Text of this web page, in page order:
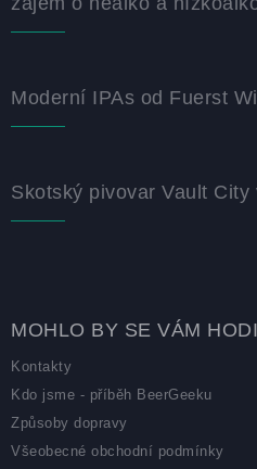
Moderní IPAs od Fuerst
Skotský pivovar Vault City
MOHLO BY SE VÁM
Kontakty
Kdo jsme - příběh BeerGeeku
Způsoby dopravy
Všeobecné obchodní podmínky